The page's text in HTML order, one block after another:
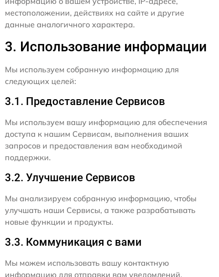
местоположении, действиях на сайте и другие
данные аналогичного характера.
3. Использование информации
Мы используем собранную информацию для
следующих целей:
3.1. Предоставление Сервисов
Мы используем вашу информацию для обеспечения
доступа к нашим Сервисам, выполнения ваших
запросов и предоставления вам необходимой
поддержки.
3.2. Улучшение Сервисов
Мы анализируем собранную информацию, чтобы
улучшать наши Сервисы, а также разрабатывать
новые функции и продукты.
3.3. Коммуникация с вами
Мы можем использовать вашу контактную
информацию для отправки вам уведомлений,